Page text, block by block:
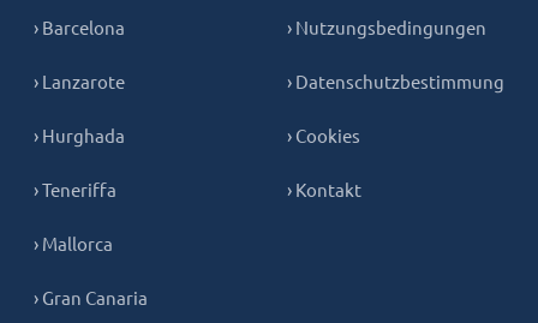
› Barcelona
› Lanzarote
› Hurghada
› Teneriffa
› Mallorca
› Gran Canaria
› Nutzungsbedingungen
› Datenschutzbestimmung
› Cookies
› Kontakt